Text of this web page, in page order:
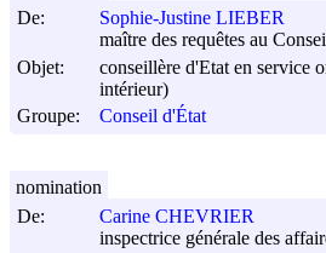
De:
Sophie-Justine LIEBER
maître des requêtes au
Objet:
conseillère d'Etat en service
intérieur)
Groupe:
Conseil d'État
De:
Carine CHEVRIER
inspectrice générale des
nomination